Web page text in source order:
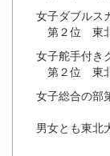
女子ダブルス
第２位 東北
女子舵手付き
第２位 東北
女子総合の部
男女とも東北